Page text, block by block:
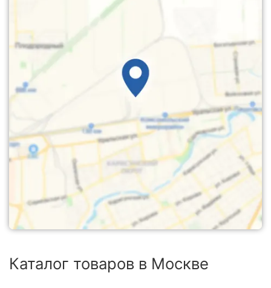
Каталог товаров в Москве